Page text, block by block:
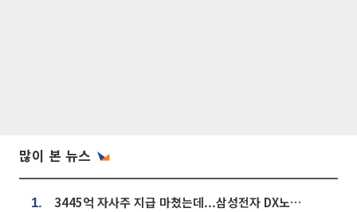
많이 본 뉴스
1. 3445억 자사주 지급 마쳤는데...삼성전자 DX노조, 뒤늦은 '떼쓰기 집회'